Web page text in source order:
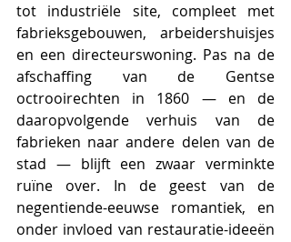
tot industriële site, compleet met
fabrieksgebouwen, arbeidershuisjes
en een directeurswoning. Pas na de
afschaffing van de Gentse
octrooirechten in 1860 — en de
daaropvolgende verhuis van de
fabrieken naar andere delen van de
stad — blijft een zwaar verminkte
ruïne over. In de geest van de
negentiende-eeuwse romantiek, en
onder invloed van restauratie-ideeën